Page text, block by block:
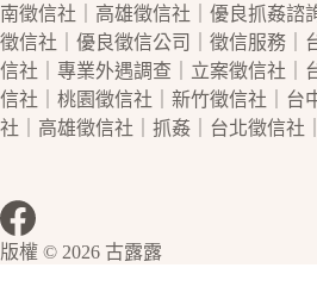
南徵信社
高雄徵信社 ｜優良抓姦諮
徵信社 ｜優良徵信公司 徵信服務｜
信社 ｜專業外遇調查｜立案徵信社
信社
桃園徵信社 新竹徵信社 台
社
高雄徵信社 抓姦 台北徵信社
版權 © 2026 古露露